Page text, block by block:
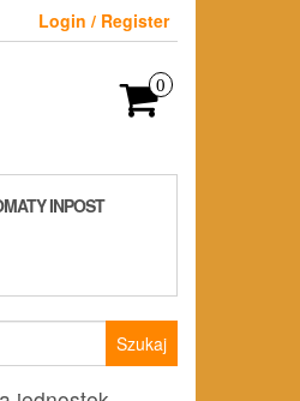
Login / Register
0
INPOST